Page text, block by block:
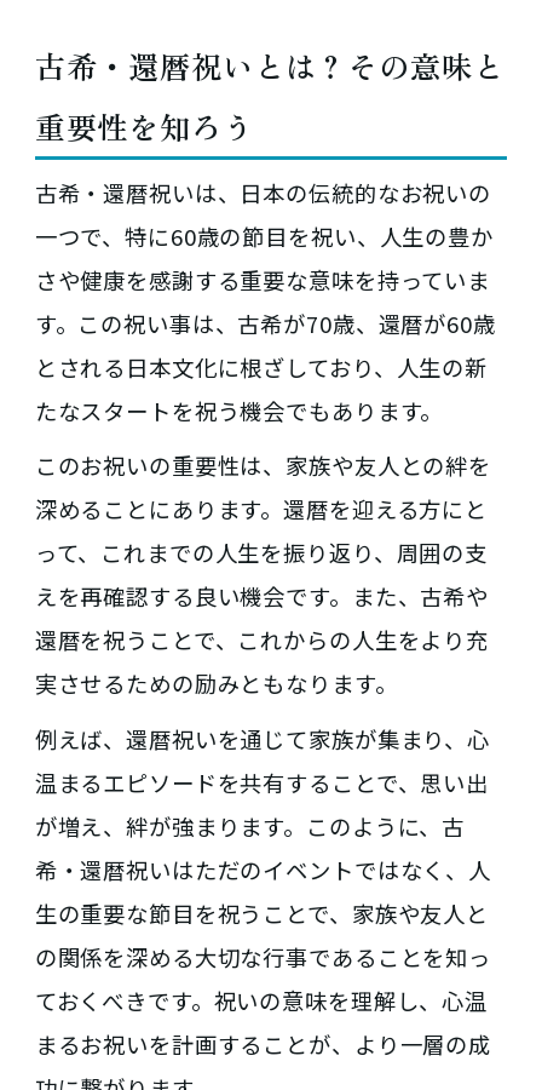
古希・還暦祝いとは？その意味と
重要性を知ろう
古希・還暦祝いは、日本の伝統的なお祝いの
一つで、特に60歳の節目を祝い、人生の豊か
さや健康を感謝する重要な意味を持っていま
す。この祝い事は、古希が70歳、還暦が60歳
とされる日本文化に根ざしており、人生の新
たなスタートを祝う機会でもあります。
このお祝いの重要性は、家族や友人との絆を
深めることにあります。還暦を迎える方にと
って、これまでの人生を振り返り、周囲の支
えを再確認する良い機会です。また、古希や
還暦を祝うことで、これからの人生をより充
実させるための励みともなります。
例えば、還暦祝いを通じて家族が集まり、心
温まるエピソードを共有することで、思い出
が増え、絆が強まります。このように、古
希・還暦祝いはただのイベントではなく、人
生の重要な節目を祝うことで、家族や友人と
の関係を深める大切な行事であることを知っ
ておくべきです。祝いの意味を理解し、心温
まるお祝いを計画することが、より一層の成